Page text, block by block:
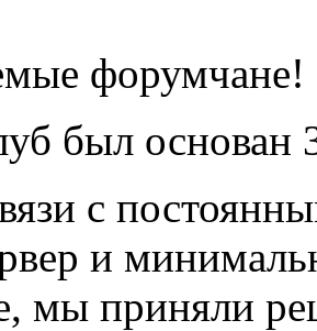
форумчане!
был основан
с
и
мы приняли